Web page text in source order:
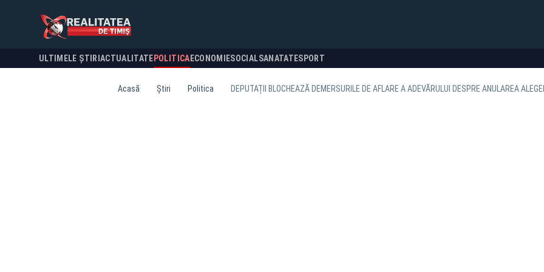
ULTIMELE ȘTIRI ACTUALITATE POLITICA ECONOMIESOCIALSANATATESPORT
Acasă Știri Politica DEPUTAȚII BLOCHEAZĂ DEMERSURILE DE AFLARE A ADEVĂRULUI DESPRE ANULAREA